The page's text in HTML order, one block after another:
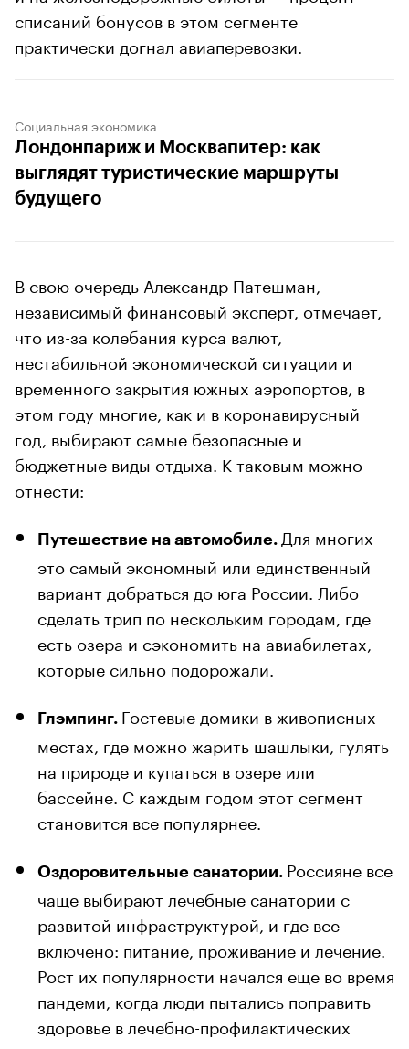
списаний бонусов в этом сегменте
практически догнал авиаперевозки.
Социальная экономика
Лондонпариж и Москвапитер: как
выглядят туристические маршруты
будущего
В свою очередь Александр Патешман,
независимый финансовый эксперт, отмечает,
что из-за колебания курса валют,
нестабильной экономической ситуации и
временного закрытия южных аэропортов, в
этом году многие, как и в коронавирусный
год, выбирают самые безопасные и
бюджетные виды отдыха. К таковым можно
отнести:
Путешествие на автомобиле. Для многих
это самый экономный или единственный
вариант добраться до юга России. Либо
сделать трип по нескольким городам, где
есть озера и сэкономить на авиабилетах,
которые сильно подорожали.
Глэмпинг. Гостевые домики в живописных
местах, где можно жарить шашлыки, гулять
на природе и купаться в озере или
бассейне. С каждым годом этот сегмент
становится все популярнее.
Оздоровительные санатории. Россияне все
чаще выбирают лечебные санатории с
развитой инфраструктурой, и где все
включено: питание, проживание и лечение.
Рост их популярности начался еще во время
пандеми, когда люди пытались поправить
здоровье в лечебно-профилактических